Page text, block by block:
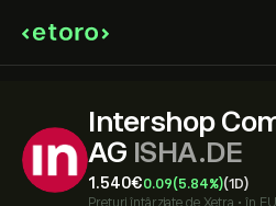
Intershop
AG ISHA.DE
1.540‎€‎0.09(5.84%)(1D)
Prețuri întârziate de Xetra • în